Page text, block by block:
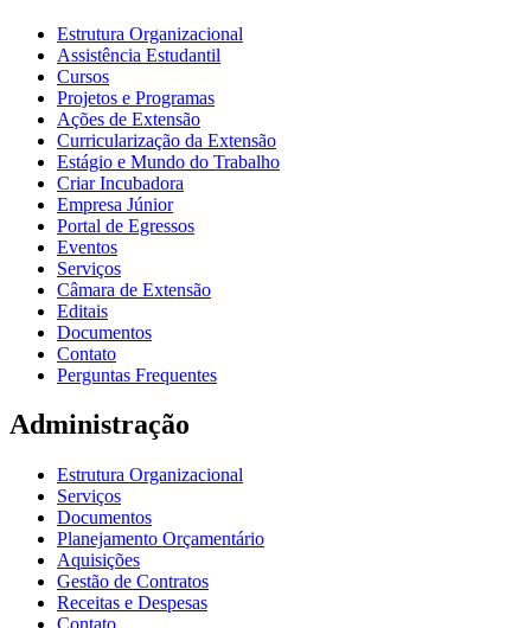
Estrutura Organizacional
Assistência Estudantil
Cursos
Projetos e Programas
Ações de Extensão
Curricularização da Extensão
Estágio e Mundo do Trabalho
Criar Incubadora
Empresa Júnior
Portal de Egressos
Eventos
Serviços
Câmara de Extensão
Editais
Documentos
Contato
Perguntas Frequentes
Administração
Estrutura Organizacional
Serviços
Documentos
Planejamento Orçamentário
Aquisições
Gestão de Contratos
Receitas e Despesas